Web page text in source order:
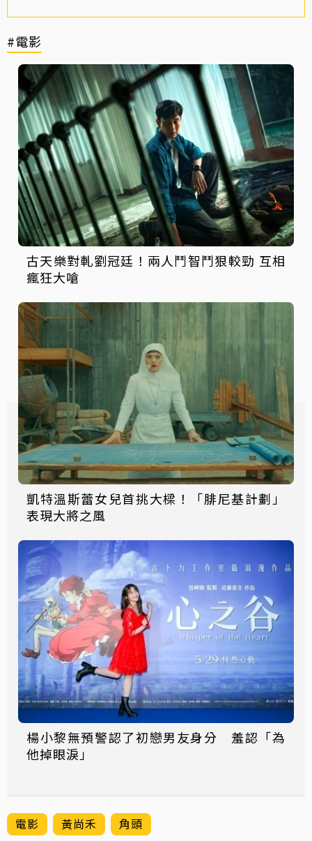
#電影
古天樂對軋劉冠廷！兩人鬥智鬥狠較勁 互相
瘋狂大嗆
凱特溫斯蕾女兒首挑大樑！「腓尼基計劃」
表現大將之風
楊小黎無預警認了初戀男友身分 羞認「為
他掉眼淚」
電影 黃尚禾 角頭